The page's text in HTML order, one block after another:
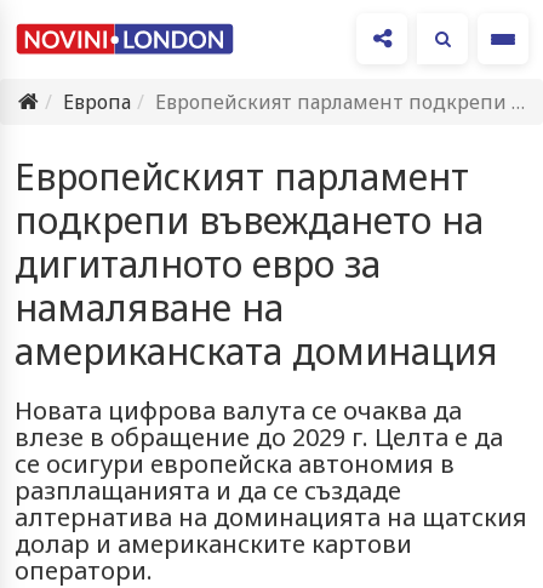
Европа
Европейският парламент подкрепи въвеждането на дигиталното евро за намаляване на…
Европейският парламент
подкрепи въвеждането на
дигиталното евро за
намаляване на
американската доминация
Новата цифрова валута се очаква да
влезе в обращение до 2029 г. Целта е да
се осигури европейска автономия в
разплащанията и да се създаде
алтернатива на доминацията на щатския
долар и американските картови
оператори.